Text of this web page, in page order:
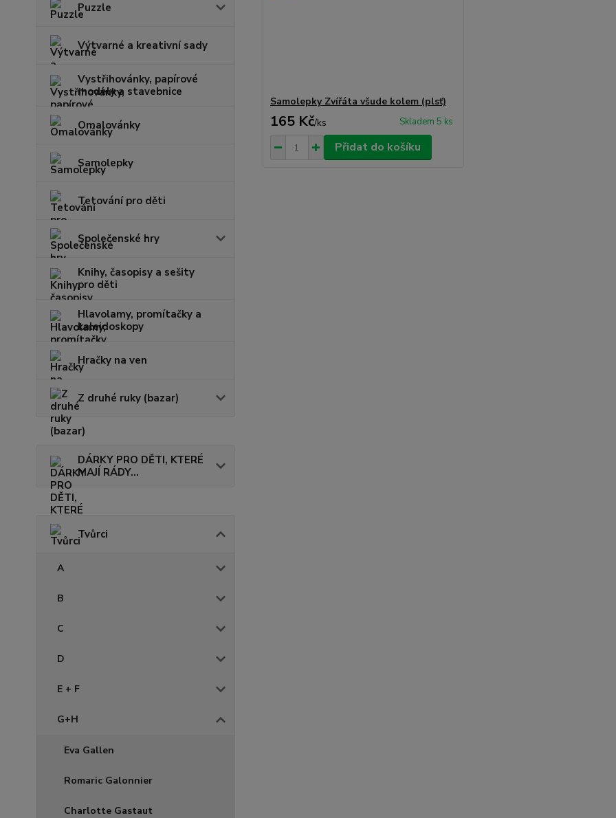
Puzzle
Výtvarné a kreativní sady
Vystřihovánky, papírové
modely a stavebnice
Omalovánky
Samolepky
Tetování pro děti
Společenské hry
Knihy, časopisy a sešity
pro děti
Hlavolamy, promítačky a
kaleidoskopy
Hračky na ven
Z druhé ruky (bazar)
DÁRKY PRO DĚTI, KTERÉ
MAJÍ RÁDY...
Tvůrci
A
B
C
D
E + F
G+H
Eva Gallen
Romaric Galonnier
Charlotte Gastaut
Samolepky Zvířáta všude kolem (plsť)
165 Kč/ks Skladem 5 ks
Přidat do košíku